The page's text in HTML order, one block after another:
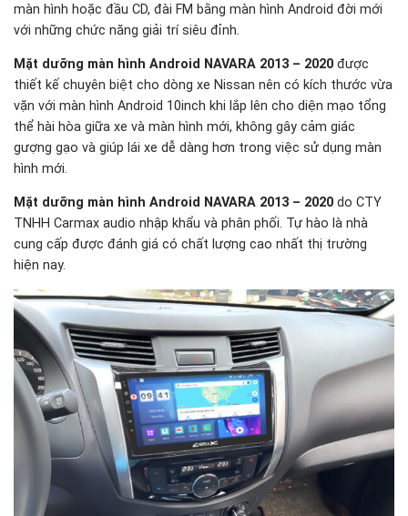
màn hình hoặc đầu CD, đài FM bằng màn hình Android đời mới
với những chức năng giải trí siêu đỉnh.
Mặt dưỡng màn hình Android NAVARA 2013 – 2020 được
thiết kế chuyên biệt cho dòng xe Nissan nên có kích thước vừa
vặn với màn hình Android 10inch khi lắp lên cho diện mạo tổng
thể hài hòa giữa xe và màn hình mới, không gây cảm giác
gượng gạo và giúp lái xe dễ dàng hơn trong việc sử dụng màn
hình mới.
Mặt dưỡng màn hình Android NAVARA 2013 – 2020 do CTY
TNHH Carmax audio nhập khẩu và phân phối. Tự hào là nhà
cung cấp được đánh giá có chất lượng cao nhất thị trường
hiện nay.